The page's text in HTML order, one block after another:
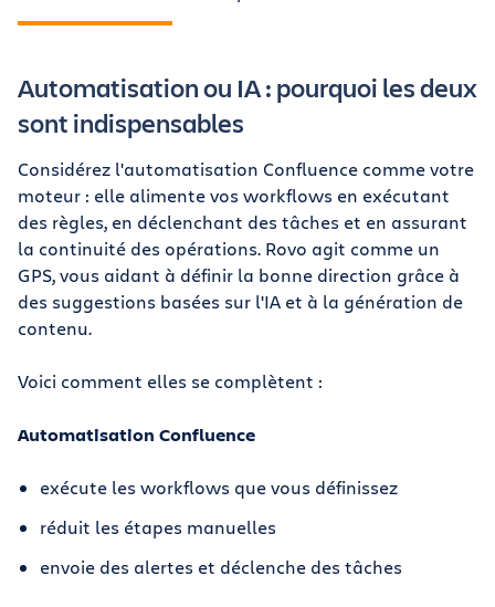
Automatisation ou IA : pourquoi les deux
sont indispensables
Considérez l'automatisation Confluence comme votre
moteur : elle alimente vos workflows en exécutant
des règles, en déclenchant des tâches et en assurant
la continuité des opérations. Rovo agit comme un
GPS, vous aidant à définir la bonne direction grâce à
des suggestions basées sur l'IA et à la génération de
contenu.
Voici comment elles se complètent :
Automatisation Confluence
exécute les workflows que vous définissez
réduit les étapes manuelles
envoie des alertes et déclenche des tâches